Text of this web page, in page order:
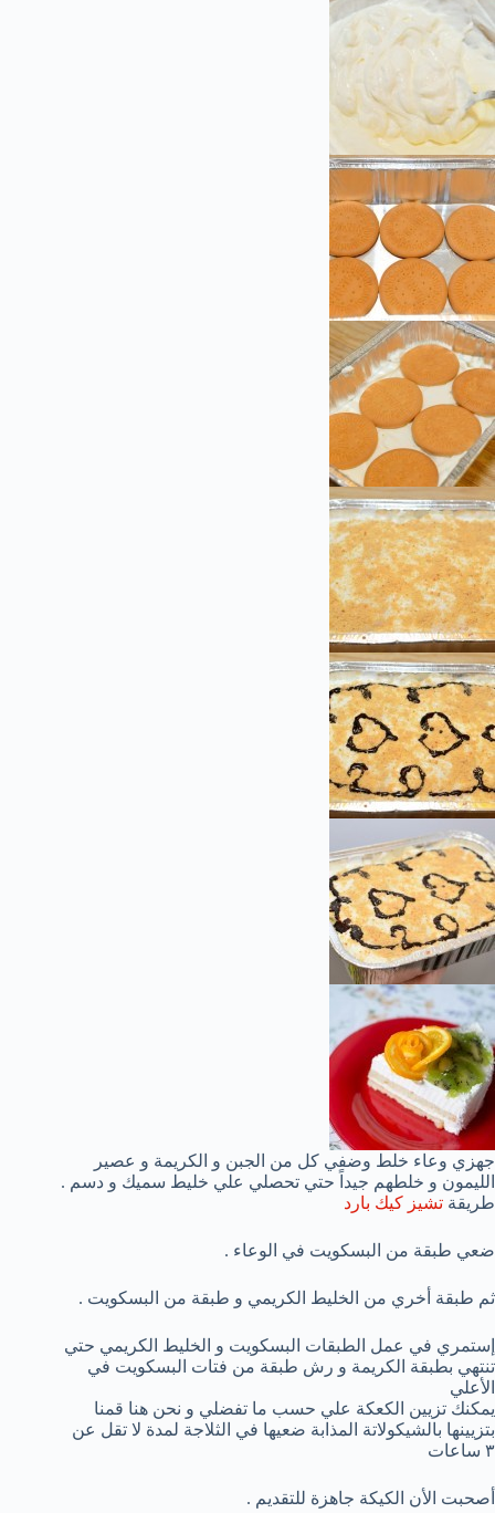
جهزي وعاء خلط وضفي كل من الجبن و الكريمة و عصير
الليمون و خلطهم جيداً حتي تحصلي علي خليط سميك و دسم .
طريقة تشيز كيك بارد
ضعي طبقة من البسكويت في الوعاء .
ثم طبقة أخري من الخليط الكريمي و طبقة من البسكويت .
إستمري في عمل الطبقات البسكويت و الخليط الكريمي حتي
تنتهي بطبقة الكريمة و رش طبقة من فتات البسكويت في
الأعلي
يمكنك تزيين الكعكة علي حسب ما تفضلي و نحن هنا قمنا
بتزيينها بالشيكولاتة المذابة ضعيها في الثلاجة لمدة لا تقل عن
٣ ساعات
أصحبت الأن الكيكة جاهزة للتقديم .